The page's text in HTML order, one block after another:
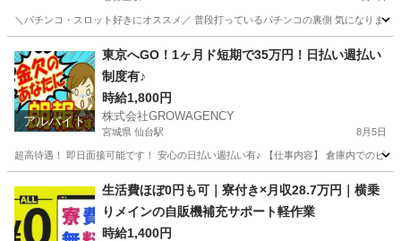
＼パチンコ・スロット好きにオススメ／ 普段打っているパチンコの裏側 気になりま
その他 レア
アルバイト
東京へGO！1ヶ月ド短期で35万円！日払い週払い
制度有♪
時給1,800円
株式会社GROWAGENCY
宮城県 仙台駅 8月5日
超高待遇！ 即日面接可能です！ 安心の日払い週払い有♪ 【仕事内容】 倉庫内でのピ
仙台駅 軽作業 時給
生活費ほぼ0円も可｜寮付き×月収28.7万円｜横乗
りメインの自販機補充サポート軽作業
時給1,400円